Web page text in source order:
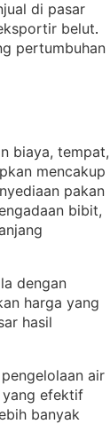
di pasar
belut
pertumbuhan
biaya, tempat,
mencakup
pakan
bibit,
dengan
harga yang
hasil
air
yang efektif
banyak